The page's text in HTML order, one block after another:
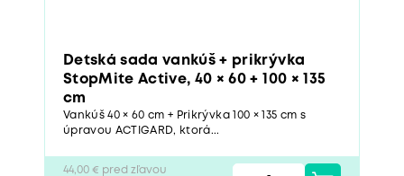
Detská sada vankúš + prikrývka
StopMite Active, 40 × 60 + 100 × 135
cm
Vankúš 40 × 60 cm + Prikrývka 100 × 135 cm s
úpravou ACTIGARD, ktorá...
44,00 € pred zľavou